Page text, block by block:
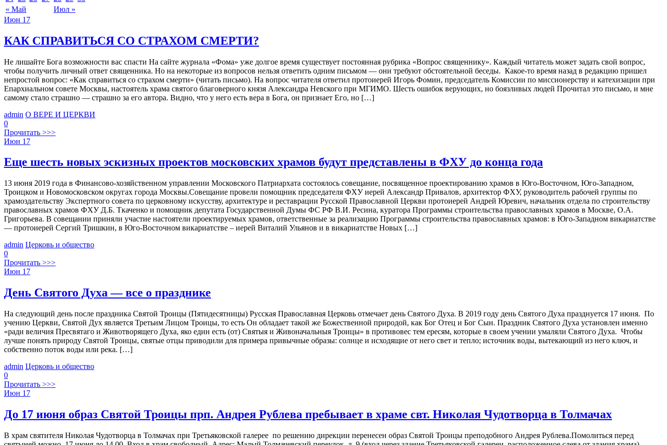
« Май Июл »
Июн 17
КАК СПРАВИТЬСЯ СО СТРАХОМ СМЕРТИ?
Не лишайте Бога возможности вас спасти На сайте журнала «Фома» уже долгое время существует постоянная рубрика «Вопрос священнику». Каждый читатель может задать свой вопрос,
чтобы получить личный ответ священника. Но на некоторые из вопросов нельзя ответить одним письмом — они требуют обстоятельной беседы. Какое-то время назад в редакцию пришел
непростой вопрос: «Как справиться со страхом смерти» (читать письмо). На вопрос читателя ответил протоиерей Игорь Фомин, председатель Комиссии по миссионерству и катехизации при
Епархиальном совете Москвы, настоятель храма святого благоверного князя Александра Невского при МГИМО. Шесть ошибок верующих, но боязливых людей Прочитал это письмо, и мне
самому стало страшно — страшно за его автора. Видно, что у него есть вера в Бога, он признает Его, но […]
admin О ВЕРЕ И ЦЕРКВИ
0
Прочитать >>>
Июн 17
Еще шесть новых эскизных проектов московских храмов будут представлены в ФХУ до конца года
13 июня 2019 года в Финансово-хозяйственном управлении Московского Патриархата состоялось совещание, посвященное проектированию храмов в Юго-Восточном, Юго-Западном,
Троицком и Новомосковском округах города Москвы.Совещание провели помощник председателя ФХУ иерей Александр Привалов, архитектор ФХУ, руководитель рабочей группы по
храмоздательству Экспертного совета по церковному искусству, архитектуре и реставрации Русской Православной Церкви протоиерей Андрей Юревич, начальник отдела по строительству
православных храмов ФХУ Д.Б. Ткаченко и помощник депутата Государственной Думы ФС РФ В.И. Ресина, куратора Программы строительства православных храмов в Москве, О.А.
Григорьева. В совещании приняли участие настоятели проектируемых храмов, ответственные за реализацию Программы строительства православных храмов: в Юго-Западном викариатстве
— протоиерей Сергий Тришкин, в Юго-Восточном викариатстве – иерей Виталий Ульянов и в викариатстве Новых […]
admin Церковь и общество
0
Прочитать >>>
Июн 17
День Святого Духа — все о празднике
На следующий день после праздника Святой Троицы (Пятидесятницы) Русская Православная Церковь отмечает день Святого Духа. В 2019 году день Святого Духа празднуется 17 июня. По
учению Церкви, Святой Дух является Третьим Лицом Троицы, то есть Он обладает такой же Божественной природой, как Бог Отец и Бог Сын. Праздник Святого Духа установлен именно
«ради величия Пресвятаго и Животворящего Духа, яко един есть (от) Святыя и Живоначальныя Троицы» в противовес тем ересям, которые в своем учении умаляли Святого Духа. Чтобы
лучше понять природу Святой Троицы, святые отцы приводили для примера привычные образы: солнце и исходящие от него свет и тепло; источник воды, вытекающий из него ключ, и
собственно поток воды или река. […]
admin Церковь и общество
0
Прочитать >>>
Июн 17
До 17 июня образ Святой Троицы прп. Андрея Рублева пребывает в храме свт. Николая Чудотворца в Толмачах
В храм святителя Николая Чудотворца в Толмачах при Третьяковской галерее по решению дирекции перенесен образ Святой Троицы преподобного Андрея Рублева.Помолиться перед